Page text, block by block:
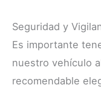
Seguridad y
Es importante
nuestro vehículo
recomendable